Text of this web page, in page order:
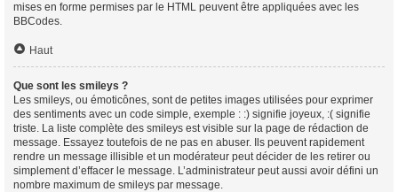
mises en forme permises par le HTML peuvent être appliquées avec les
BBCodes.
Haut
Que sont les smileys ?
Les smileys, ou émoticônes, sont de petites images utilisées pour exprimer
des sentiments avec un code simple, exemple : :) signifie joyeux, :( signifie
triste. La liste complète des smileys est visible sur la page de rédaction de
message. Essayez toutefois de ne pas en abuser. Ils peuvent rapidement
rendre un message illisible et un modérateur peut décider de les retirer ou
simplement d’effacer le message. L’administrateur peut aussi avoir défini un
nombre maximum de smileys par message.